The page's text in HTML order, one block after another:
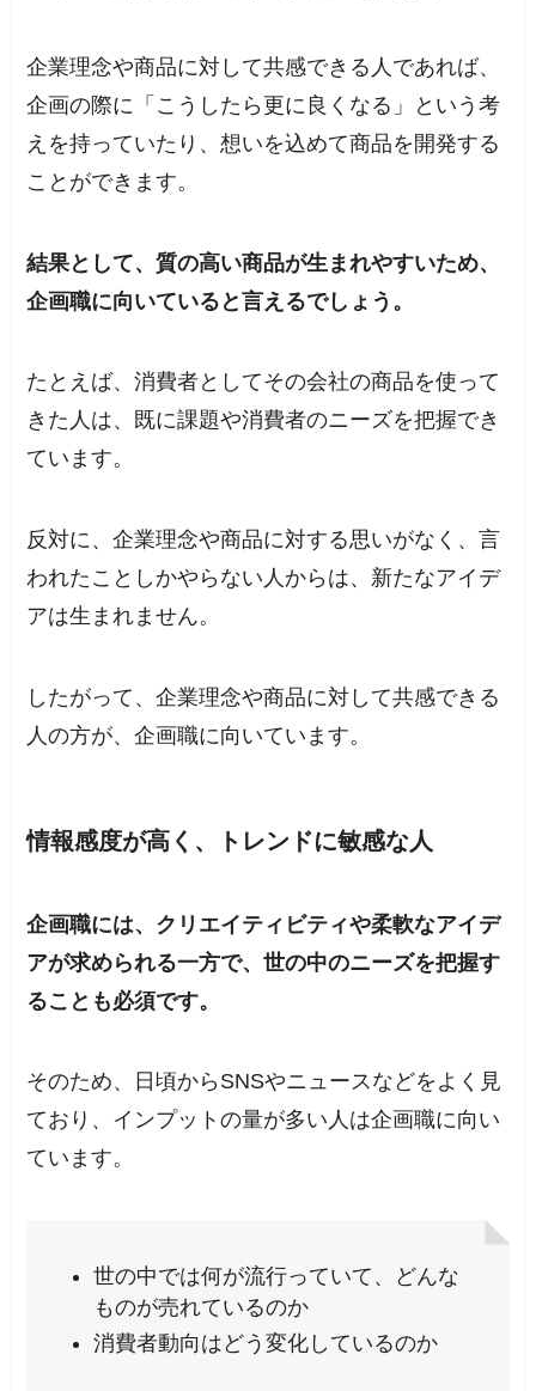
企業理念や商品に対して共感できる人であれば、
企画の際に「こうしたら更に良くなる」という考
えを持っていたり、想いを込めて商品を開発する
ことができます。
結果として、質の高い商品が生まれやすいため、
企画職に向いていると言えるでしょう。
たとえば、消費者としてその会社の商品を使って
きた人は、既に課題や消費者のニーズを把握でき
ています。
反対に、企業理念や商品に対する思いがなく、言
われたことしかやらない人からは、新たなアイデ
アは生まれません。
したがって、企業理念や商品に対して共感できる
人の方が、企画職に向いています。
情報感度が高く、トレンドに敏感な人
企画職には、クリエイティビティや柔軟なアイデ
アが求められる一方で、世の中のニーズを把握す
ることも必須です。
そのため、日頃からSNSやニュースなどをよく見
ており、インプットの量が多い人は企画職に向い
ています。
世の中では何が流行っていて、どんな
ものが売れているのか
消費者動向はどう変化しているのか